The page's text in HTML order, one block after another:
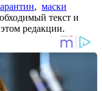
, маски
текст и
редакции.